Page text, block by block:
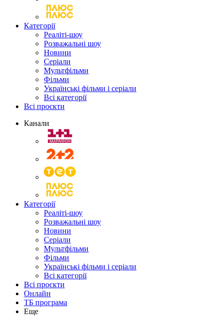
Категорії
Реаліті-шоу
Розважальні шоу
Новини
Серіали
Мультфільми
Фільми
Українські фільми і серіали
Всі категорії
Всі проєкти
Канали
Категорії
Реаліті-шоу
Розважальні шоу
Новини
Серіали
Мультфільми
Фільми
Українські фільми і серіали
Всі категорії
Всі проєкти
Онлайн
ТБ програма
Еще